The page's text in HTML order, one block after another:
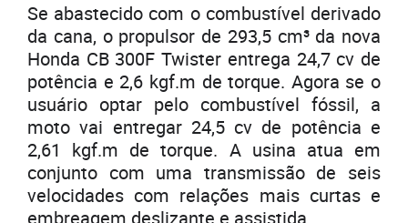
Se abastecido com o combustível derivado
da cana, o propulsor de 293,5 cm³ da nova
Honda CB 300F Twister entrega 24,7 cv de
potência e 2,6 kgf.m de torque. Agora se o
usuário optar pelo combustível fóssil, a
moto vai entregar 24,5 cv de potência e
2,61 kgf.m de torque. A usina atua em
conjunto com uma transmissão de seis
velocidades com relações mais curtas e